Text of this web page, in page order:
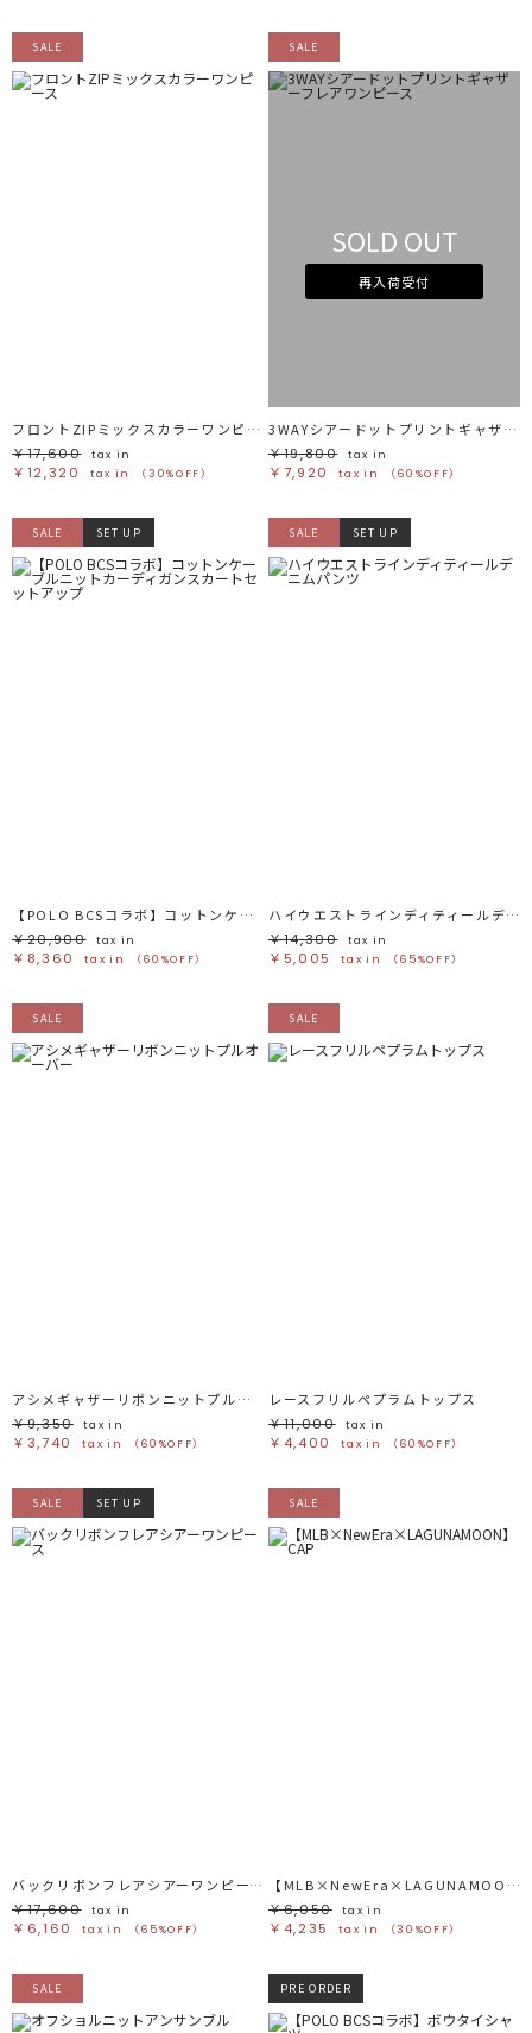
SALE
フロントZIPミックスカラーワンピース
￥17,600
tax in
￥12,320 tax in （30%OFF）
SALE
SOLD OUT
再入荷受付
3WAYシアードットプリントギャザーフレアワンピース
￥19,800
tax in
￥7,920 tax in （60%OFF）
SALE SET UP
【POLO BCSコラボ】コットンケーブルニットカーディガンスカートセットアップ
￥20,900
tax in
￥8,360 tax in （60%OFF）
SALE SET UP
ハイウエストラインディティールデニムパンツ
￥14,300
tax in
￥5,005 tax in （65%OFF）
SALE
アシメギャザーリボンニットプルオーバー
￥9,350
tax in
￥3,740 tax in （60%OFF）
SALE
レースフリルペプラムトップス
￥11,000
tax in
￥4,400 tax in （60%OFF）
SALE SET UP
バックリボンフレアシアーワンピース
￥17,600
tax in
￥6,160 tax in （65%OFF）
SALE
【MLB×NewEra×LAGUNAMOON】CAP
￥6,050
tax in
￥4,235 tax in （30%OFF）
SALE PRE ORDER